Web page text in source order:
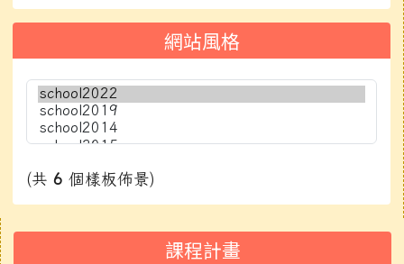
網站風格
(共 6 個樣板佈景)
課程計畫